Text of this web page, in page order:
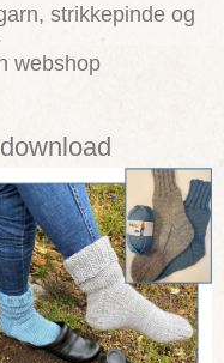
strikkepinde og
webshop